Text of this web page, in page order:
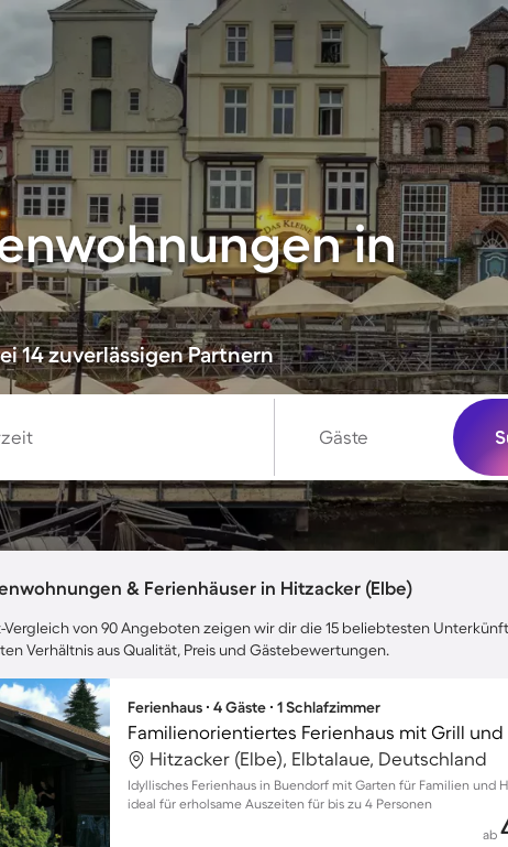
in
14 zuverlässigen Partnern
Gäste
& Ferienhäuser in Hitzacker (Elbe)
Vergleich von 90 Angeboten zeigen wir dir die 15 beliebtesten
Verhältnis aus Qualität, Preis und Gästebewertungen.
Ferienhaus ∙ 4 Gäste ∙ 1 Schlafzimmer
Hitzacker (Elbe), Elbtalaue, Deutschland
Idyllisches Ferienhaus in Buendorf mit Garten für Familien und
ideal für erholsame Auszeiten für bis zu 4 Personen
ab